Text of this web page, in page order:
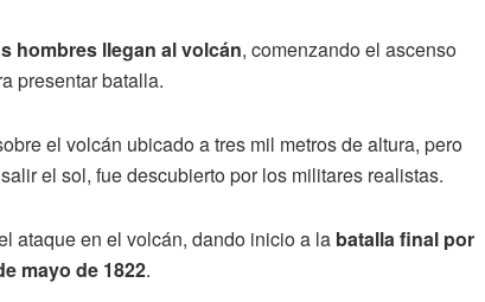
hombres llegan al volcán, comenzando el ascenso
presentar batalla.
el volcán ubicado a tres mil metros de altura, pero
el sol, fue descubierto por los militares realistas.
ataque en el volcán, dando inicio a la batalla final por
mayo de 1822.